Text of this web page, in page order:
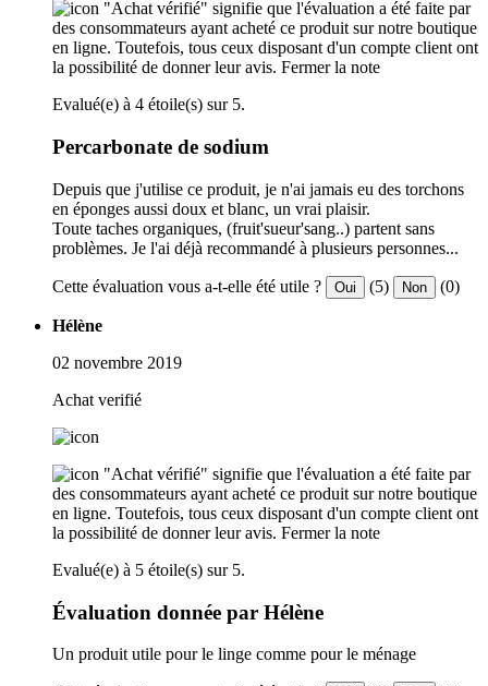
"Achat vérifié" signifie que l'évaluation a été faite par
des consommateurs ayant acheté ce produit sur notre boutique
en ligne. Toutefois, tous ceux disposant d'un compte client ont
la possibilité de donner leur avis. Fermer la note
Evalué(e) à 4 étoile(s) sur 5.
Percarbonate de sodium
Depuis que j'utilise ce produit, je n'ai jamais eu des torchons
en éponges aussi doux et blanc, un vrai plaisir.
Toute taches organiques, (fruit'sueur'sang..) partent sans
problèmes. Je l'ai déjà recommandé à plusieurs personnes...
Cette évaluation vous a-t-elle été utile ? Oui (5) Non (0)
Hélène
02 novembre 2019
Achat verifié
"Achat vérifié" signifie que l'évaluation a été faite par
des consommateurs ayant acheté ce produit sur notre boutique
en ligne. Toutefois, tous ceux disposant d'un compte client ont
la possibilité de donner leur avis. Fermer la note
Evalué(e) à 5 étoile(s) sur 5.
Évaluation donnée par Hélène
Un produit utile pour le linge comme pour le ménage